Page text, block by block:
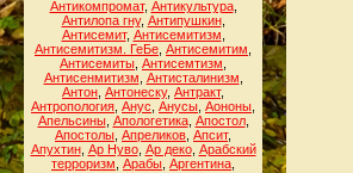
Антикомпромат, Антикультура,
Антилопа гну, Антипушкин,
Антисемит, Антисемитизм
Антисемитизм. ГеБе Антисемитим
Антисемиты Антисемтизм
Антисенмитизм Антисталинизм
Антон Антонеску, Антракт,
Антропология Анус Анусы Аононы
Апельсины, Апологетика, Апостол,
Апостолы Апреликов Апсит,
Апухтин, Ар Нуво, Ар деко, Арабский
терроризм Арабы Аргентина